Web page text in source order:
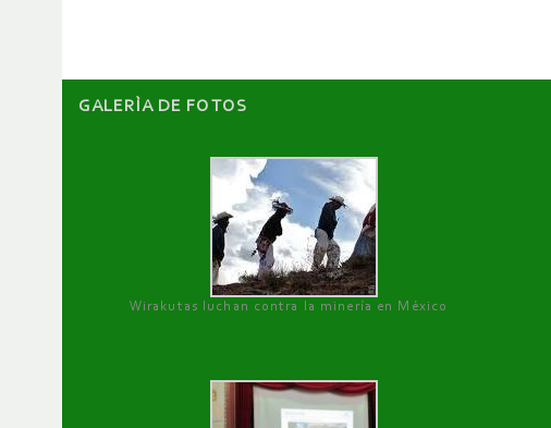
GALERÌA DE FOTOS
Wirakutas luchan contra la minería en México